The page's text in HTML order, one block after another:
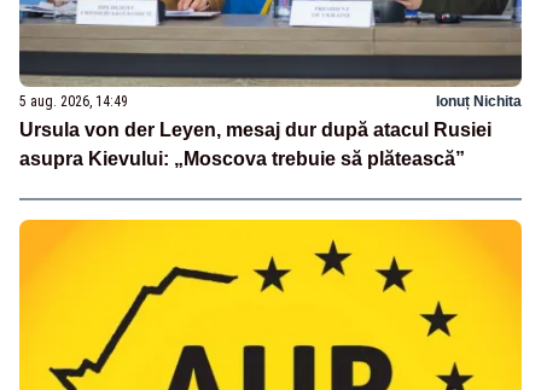
5 aug. 2026, 14:49 Ionuț Nichita
Ursula von der Leyen, mesaj dur după atacul Rusiei
asupra Kievului: „Moscova trebuie să plătească”